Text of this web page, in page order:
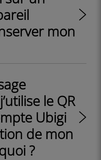
mon
le QR
Ubigi
de mon
?